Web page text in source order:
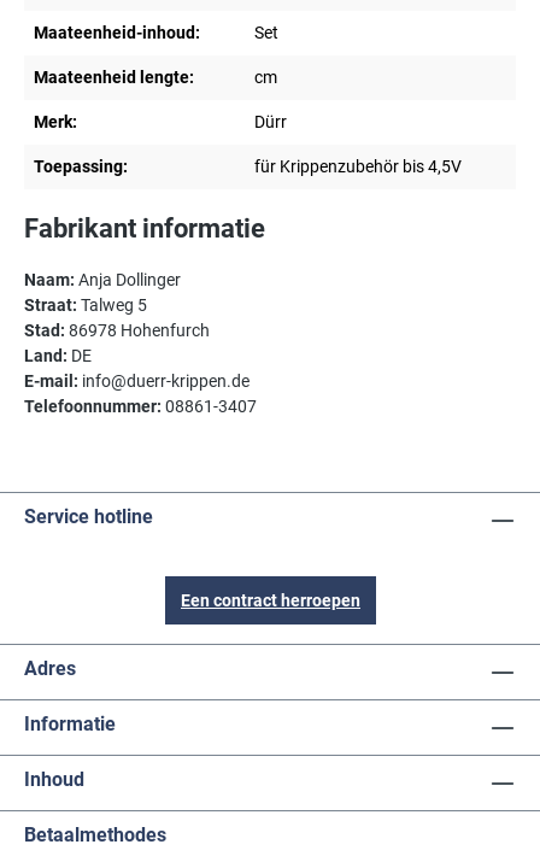
Maateenheid-inhoud: Set
Maateenheid lengte: cm
Merk: Dürr
Toepassing: für Krippenzubehör bis 4,5V
Fabrikant informatie
Naam: Anja Dollinger
Straat: Talweg 5
Stad: 86978 Hohenfurch
Land: DE
E-mail: info@duerr-krippen.de
Telefoonnummer: 08861-3407
Service hotline
Een contract herroepen
Adres
Informatie
Inhoud
Betaalmethodes